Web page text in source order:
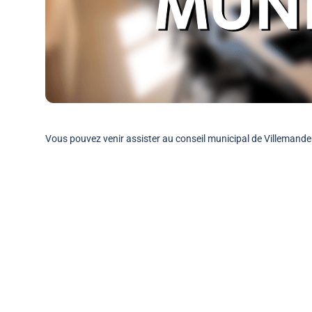
Vous pouvez venir assister au conseil municipal de